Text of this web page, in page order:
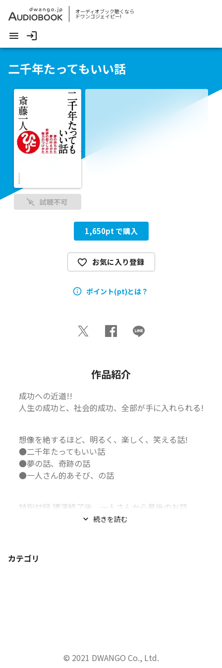
オーディオブック聴くなら
ドワンゴジェイピー!
二千年たってもいい話
試聴不可
1,650pt で購入
お気に入り登録
ポイント(pt)とは？
作品紹介
成功への近道!!
人生の成功と、社会的成功、全部が手に入れられる!
想像を絶するほど、明るく、楽しく、笑える話!
●二千年たってもいい話
●夢の話、奇跡の話
●一人さん的あそび、の話
特別付録 講演終了後、一人さんから最後のお話...
続きを読む
カテゴリ
© 2021 DWANGO Co., Ltd.